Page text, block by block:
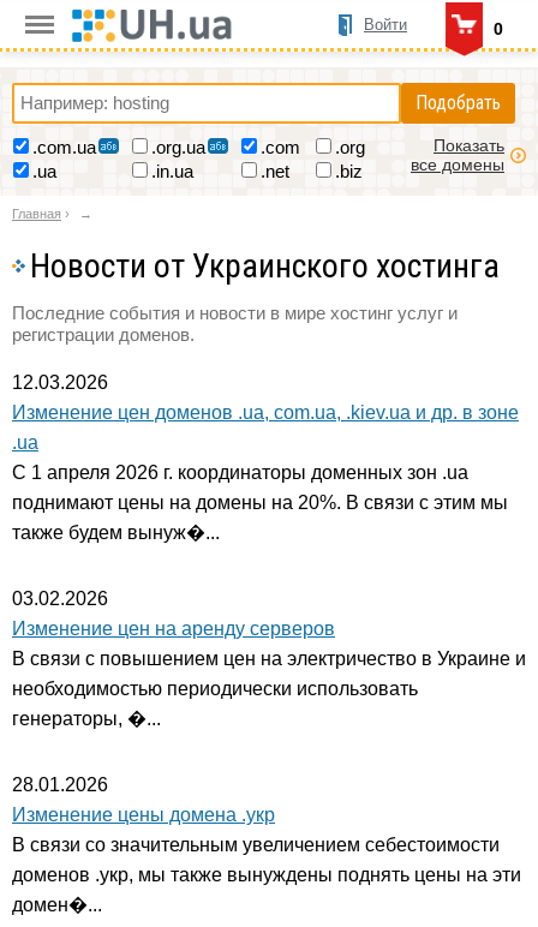
0
Войти
Подобрать
.com.ua .org.ua .com
.org
.ua
.in.ua .net .biz
Показать
все домены
Главная ›
Новости от Украинского хостинга
Последние события и новости в мире хостинг услуг и
регистрации доменов.
12.03.2026
Изменение цен доменов .ua, com.ua, .kiev.ua и др. в зоне
.ua
С 1 апреля 2026 г. координаторы доменных зон .ua
поднимают цены на домены на 20%. В связи с этим мы
также будем вынуж�...
03.02.2026
Изменение цен на аренду серверов
В связи с повышением цен на электричество в Украине и
необходимостью периодически использовать
генераторы, �...
28.01.2026
Изменение цены домена .укр
В связи со значительным увеличением себестоимости
доменов .укр, мы также вынуждены поднять цены на эти
домен�...